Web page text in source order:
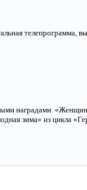
телепрограмма,
наградами.
зима» из цикла